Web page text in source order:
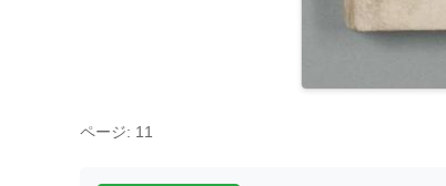
ページ: 11